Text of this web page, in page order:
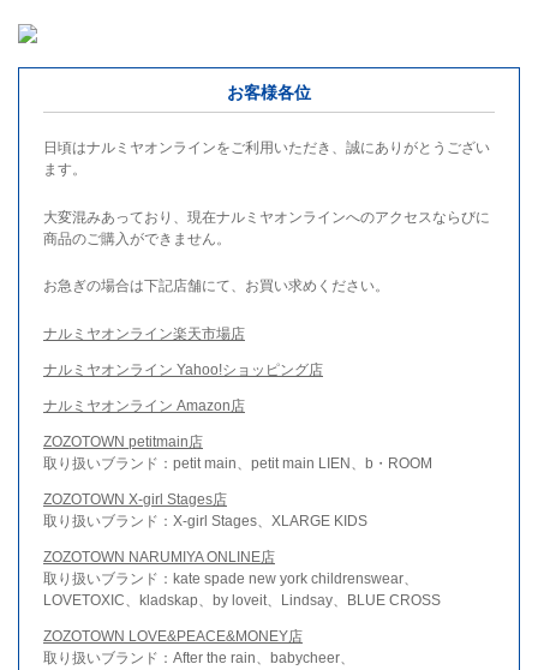
お客様各位
日頃はナルミヤオンラインをご利用いただき、誠にありがとうござい
ます。
大変混みあっており、現在ナルミヤオンラインへのアクセスならびに
商品のご購入ができません。
お急ぎの場合は下記店舗にて、お買い求めください。
ナルミヤオンライン楽天市場店
ナルミヤオンライン Yahoo!ショッピング店
ナルミヤオンライン Amazon店
ZOZOTOWN petitmain店
取り扱いブランド：petit main、petit main LIEN、b・ROOM
ZOZOTOWN X-girl Stages店
取り扱いブランド：X-girl Stages、XLARGE KIDS
ZOZOTOWN NARUMIYA ONLINE店
取り扱いブランド：kate spade new york childrenswear、
LOVETOXIC、kladskap、by loveit、Lindsay、BLUE CROSS
ZOZOTOWN LOVE&PEACE&MONEY店
取り扱いブランド：After the rain、babycheer、